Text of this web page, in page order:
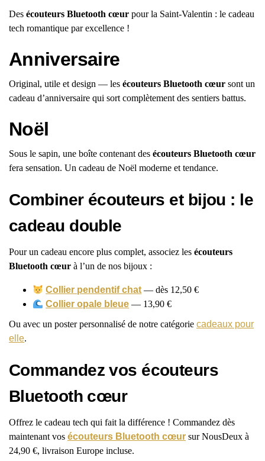
Des écouteurs Bluetooth cœur pour la Saint-Valentin : le cadeau
tech romantique par excellence !
Anniversaire
Original, utile et design — les écouteurs Bluetooth cœur sont un
cadeau d’anniversaire qui sort complètement des sentiers battus.
Noël
Sous le sapin, une boîte contenant des écouteurs Bluetooth cœur
fera sensation. Un cadeau de Noël moderne et tendance.
Combiner écouteurs et bijou : le
cadeau double
Pour un cadeau encore plus complet, associez les écouteurs
Bluetooth cœur à l’un de nos bijoux :
Collier pendentif chat — dès 12,50 €
Collier opale bleue — 13,90 €
Ou avec un poster personnalisé de notre catégorie cadeaux pour
elle.
Commandez vos écouteurs
Bluetooth cœur
Offrez le cadeau tech qui fait la différence ! Commandez dès
maintenant vos écouteurs Bluetooth cœur sur NousDeux à
24,90 €, livraison Europe incluse.